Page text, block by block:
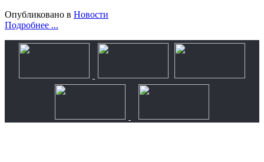
Опубликовано в Новости
Подробнее ...